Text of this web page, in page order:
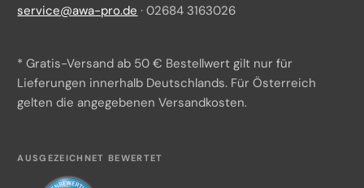
Impressum
Versand & Zahlung
Beschaffungsservice
KI-Transparenz
service@awa-pro.de · 02684 3163026
* Gratis-Versand ab 50 € Bestellwert gilt nur für
Lieferungen innerhalb Deutschlands. Für Österreich
gelten die angegebenen Versandkosten.
AUSGEZEICHNET BEWERTET